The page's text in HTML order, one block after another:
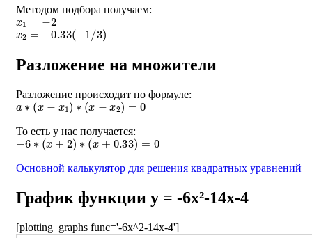
Методом подбора получаем:
x1=−2
x2 =− 0.33(−1 3 )
Разложение на множители
Разложение происходит по формуле:
a ∗(x−x1)∗ (x−x2)=0
То есть у нас получается:
−6∗(x+2)∗(x+0.33)=0
Основной калькулятор для решения квадратных уравнений
График функции y = -6x²-14x-4
[plotting_graphs func='-6x^2-14x-4']